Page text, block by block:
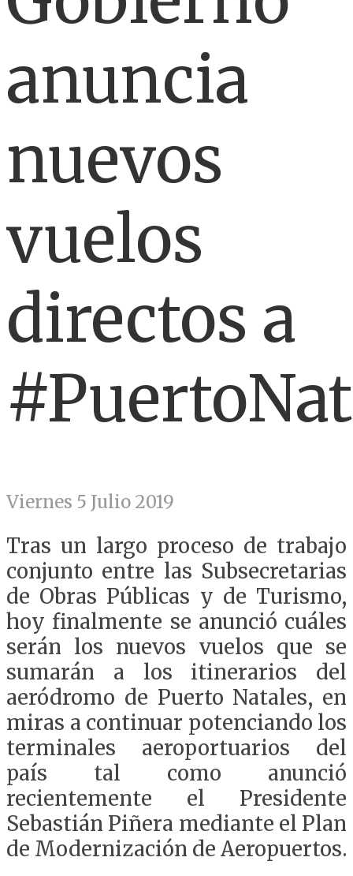
anuncia
nuevos
vuelos
directos a
Viernes 5 Julio 2019
Tras un largo proceso de trabajo
conjunto entre las Subsecretarias
de Obras Públicas y de Turismo,
hoy finalmente se anunció cuáles
serán los nuevos vuelos que se
sumarán a los itinerarios del
aeródromo de Puerto Natales, en
miras a continuar potenciando los
terminales aeroportuarios del
país tal como anunció
recientemente el Presidente
Sebastián Piñera mediante el Plan
de Modernización de Aeropuertos.